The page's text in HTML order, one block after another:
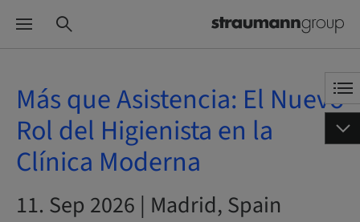
Más que Asistencia: El Nuevo
Rol del Higienista en la
Clínica Moderna
11. Sep 2026 | Madrid, Spain